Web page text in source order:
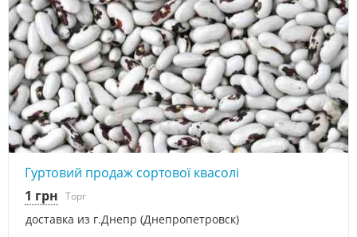
Гуртовий продаж сортової квасолі
доставка из г.Днепр (Днепропетровск)
1 грн Торг